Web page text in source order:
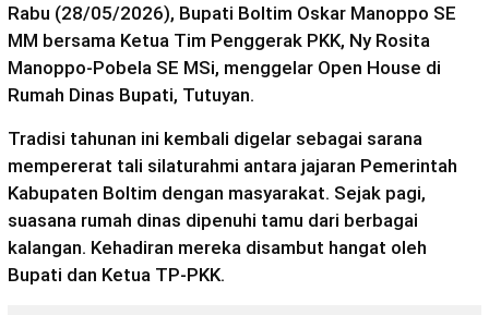
Rabu (28/05/2026), Bupati Boltim Oskar Manoppo SE
MM bersama Ketua Tim Penggerak PKK, Ny Rosita
Manoppo-Pobela SE MSi, menggelar Open House di
Rumah Dinas Bupati, Tutuyan.
Tradisi tahunan ini kembali digelar sebagai sarana
mempererat tali silaturahmi antara jajaran Pemerintah
Kabupaten Boltim dengan masyarakat. Sejak pagi,
suasana rumah dinas dipenuhi tamu dari berbagai
kalangan. Kehadiran mereka disambut hangat oleh
Bupati dan Ketua TP-PKK.